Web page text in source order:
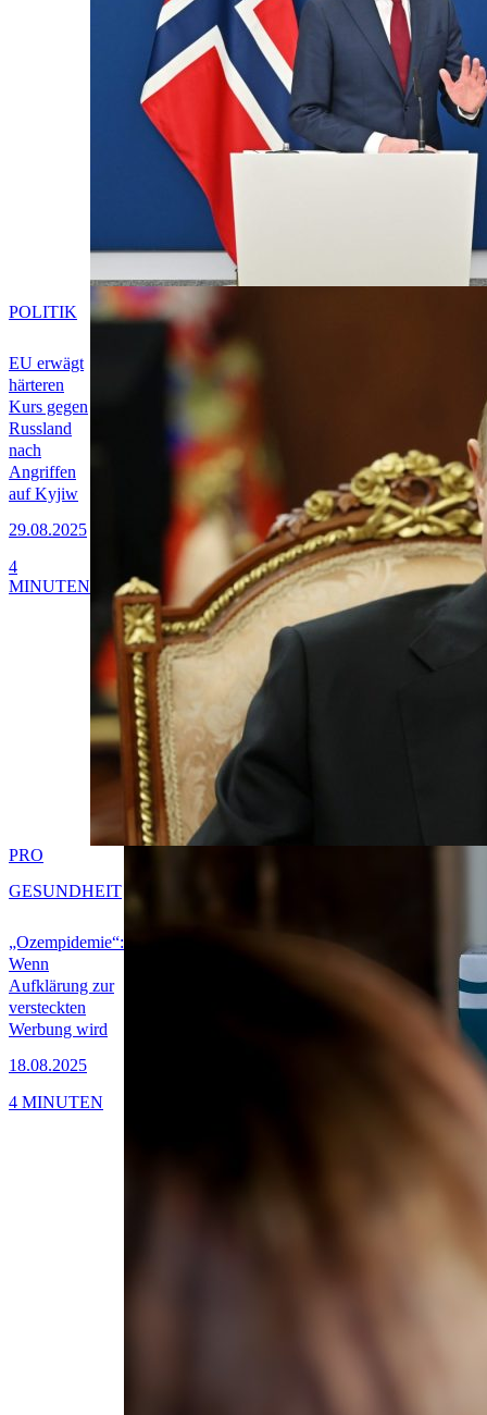
EU erwägt
härteren
Kurs gegen
Russland
nach
Angriffen
auf Kyjiw
29.08.2025
POLITIK
4
MINUTEN
„Ozempidemie“:
Wenn
Aufklärung zur
versteckten
Werbung wird
18.08.2025
PRO
GESUNDHEIT
4 MINUTEN